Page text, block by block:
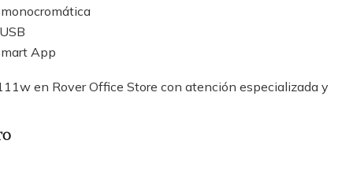
App
en Rover Office Store con atención especializada y